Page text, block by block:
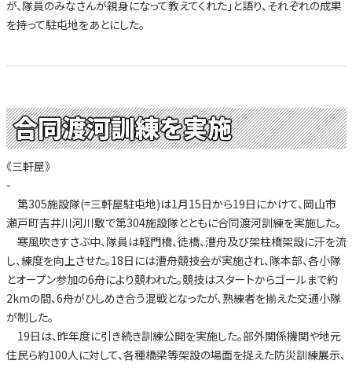
が、隊員のみなさんが親身になって教えてくれた」と語り、それぞれの成果
を持って駐屯地をあとにした。
合同渡河訓練を実施
《三軒屋》
-
第305施設隊(=三軒屋駐屯地)は1月15日から19日にかけて、岡山市
瀬戸町吉井川河川敷で第304施設隊とともに合同渡河訓練を実施した。
寒風吹きすさぶ中、隊員は軽門橋、徒橋、漕舟及び架柱橋架設に汗を流
し、練度を向上させた。18日には漕舟競技会が実施され、隊本部、各小隊
とオープン参加の6舟により競われた。競技はスタートからゴールまで約
2kmの間、6舟がひしめき合う混戦となったが、熟練者を揃えた交通小隊
が制した。
19日は、昨年度に引き続き訓練公開を実施した。部外関係機関や地元
住民ら約100人に対して、各種橋梁等架設の場面を捉えた防災訓練展示、